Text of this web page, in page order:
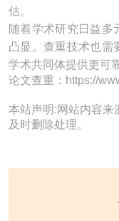
估。
随着学术研究日益多
凸显。查重技术也需
学术共同体提供更可
论文查重：https://
本站声明:网站内容来
及时删除处理。